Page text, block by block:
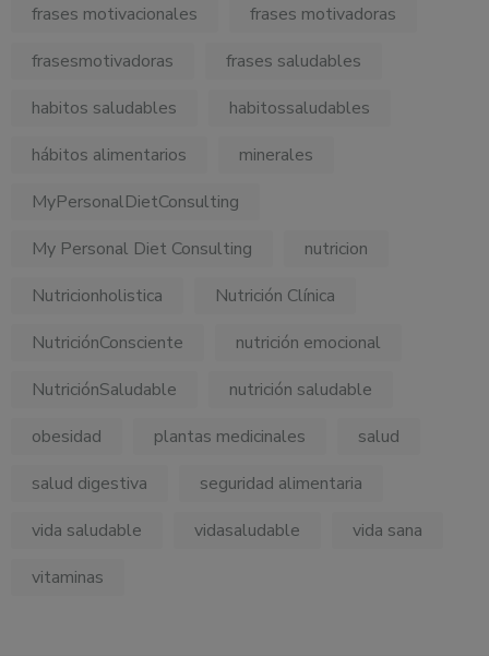
frases motivacionales
frases motivadoras
frasesmotivadoras
frases saludables
habitos saludables
habitossaludables
hábitos alimentarios
minerales
MyPersonalDietConsulting
My Personal Diet Consulting
nutricion
Nutricionholistica
Nutrición Clínica
NutriciónConsciente
nutrición emocional
NutriciónSaludable
nutrición saludable
obesidad
plantas medicinales
salud
salud digestiva
seguridad alimentaria
vida saludable
vidasaludable
vida sana
vitaminas